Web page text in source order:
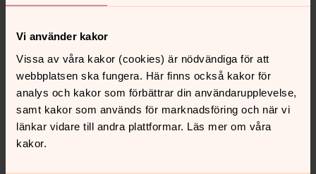
Vi använder kakor
Vissa av våra kakor (cookies) är nödvändiga för att
webbplatsen ska fungera. Här finns också kakor för
analys och kakor som förbättrar din användarupplevelse,
samt kakor som används för marknadsföring och när vi
länkar vidare till andra plattformar. Läs mer om våra
kakor.
på försoningsarbetet mellan kyrkan och samerna
8. Den nedbrutna skiljemuren (pdf, 25 sidor)
9. Vägar framåt: Från kolonisering till försoning (pdf,
30 sidor)
Noter (pdf, 16 sidor)
Referenser (pdf, 12 sidor)